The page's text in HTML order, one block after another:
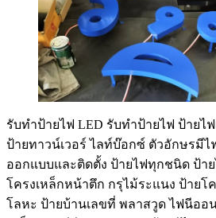
รับทําป้ายไฟ LED รับทำป้ายไฟ ป้ายไ
ป้ายทาวน์เวอร์ ไลท์บ๊อกซ์ ตัวอักษรมีไ
ออกแบบและติดตั้ง ป้ายไฟทุกชนิด ป้า
โครงเหล็กหน้าตึก กรุไม้ระแนง ป้ายโ
โลหะ ป้ายบ้านเลขที่ พลาสวูด ไฟนีอ